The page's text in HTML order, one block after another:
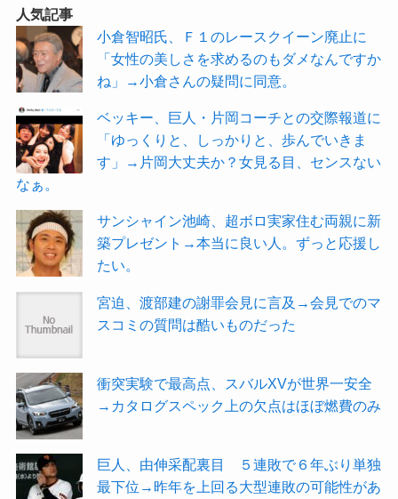
人気記事
小倉智昭氏、Ｆ１のレースクイーン廃止に
「女性の美しさを求めるのもダメなんですか
ね」→小倉さんの疑問に同意。
ベッキー、巨人・片岡コーチとの交際報道に
「ゆっくりと、しっかりと、歩んでいきま
す」→片岡大丈夫か？女見る目、センスない
なぁ。
サンシャイン池崎、超ボロ実家住む両親に新
築プレゼント→本当に良い人。ずっと応援し
たい。
宮迫、渡部建の謝罪会見に言及→会見でのマ
スコミの質問は酷いものだった
衝突実験で最高点、スバルXVが世界一安全
→カタログスペック上の欠点はほぼ燃費のみ
巨人、由伸采配裏目 ５連敗で６年ぶり単独
最下位→昨年を上回る大型連敗の可能性があ